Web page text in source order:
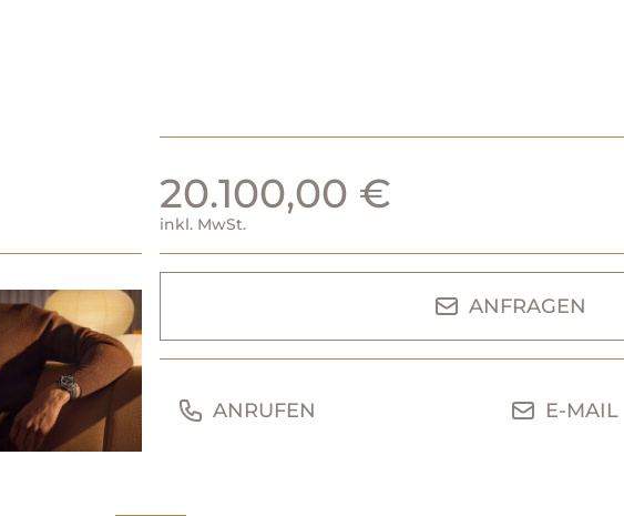
20.100,00 €
inkl. MwSt.
ANFRAGEN
ANRUFEN E-MAIL